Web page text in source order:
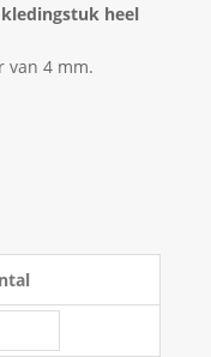
heel
van 4 mm.